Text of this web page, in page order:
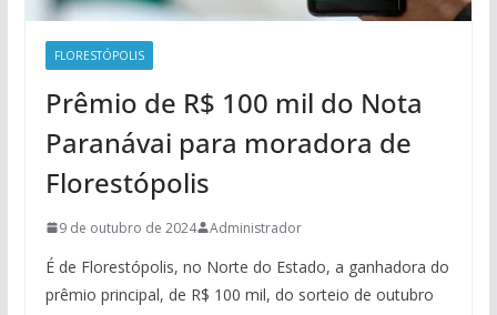
FLORESTÓPOLIS
Prêmio de R$ 100 mil do Nota
Paranávai para moradora de
Florestópolis
9 de outubro de 2024 Administrador
É de Florestópolis, no Norte do Estado, a ganhadora do
prêmio principal, de R$ 100 mil, do sorteio de outubro